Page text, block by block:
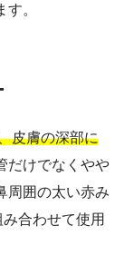
。
皮膚の深部に
だけでなくやや
周囲の太い赤み
合わせて使用